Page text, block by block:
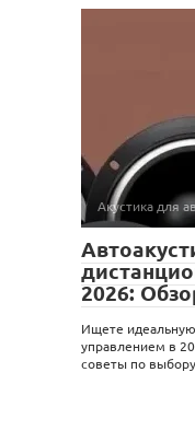
Акустика для
2026:
Ищете
управлением в
советы по выбору